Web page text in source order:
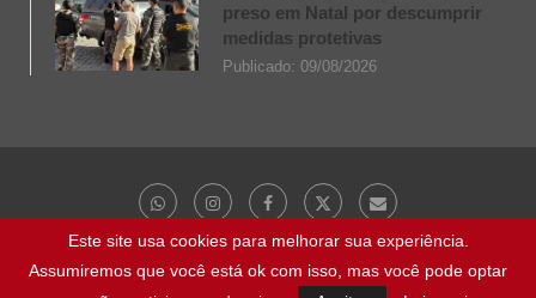
preso em Natal por descumprir
medidas protetivas
Publicado: 09/08/2026
@ 2023 - Todos os direitos reservados | NaBocaDaNoite.com.br
Este site usa cookies para melhorar sua experiência.
Assumiremos que você está ok com isso, mas você pode optar